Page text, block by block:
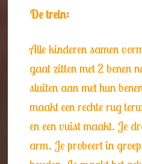
De trein:
Alle kinderen samen
gaat zitten met 2 benen
sluiten aan met hun
maakt een rechte rug
en een vuist maakt. Je
arm. Je probeert in